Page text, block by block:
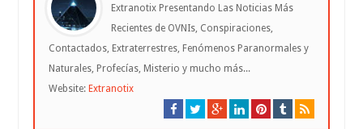
Extranotix Presentando Las Noticias Más
Recientes de OVNIs, Conspiraciones,
Contactados, Extraterrestres, Fenómenos Paranormales y
Naturales, Profecías, Misterio y mucho más...
Website: Extranotix